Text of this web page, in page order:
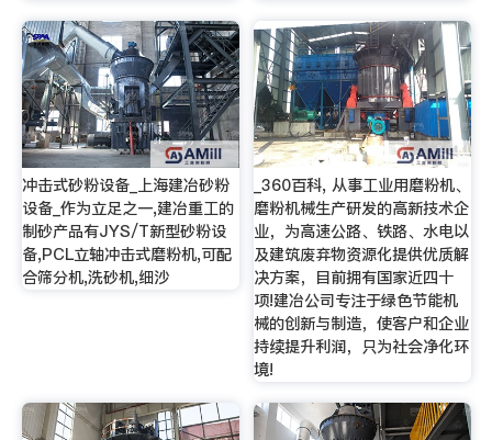
冲击式砂粉设备_上海建冶砂粉
设备_作为立足之一,建冶重工的
制砂产品有JYS/T新型砂粉设
备,PCL立轴冲击式磨粉机,可配
合筛分机,洗砂机,细沙
_360百科, 从事工业用磨粉机、
磨粉机械生产研发的高新技术企
业，为高速公路、铁路、水电以
及建筑废弃物资源化提供优质解
决方案，目前拥有国家近四十
项!建冶公司专注于绿色节能机
械的创新与制造，使客户和企业
持续提升利润，只为社会净化环
境!